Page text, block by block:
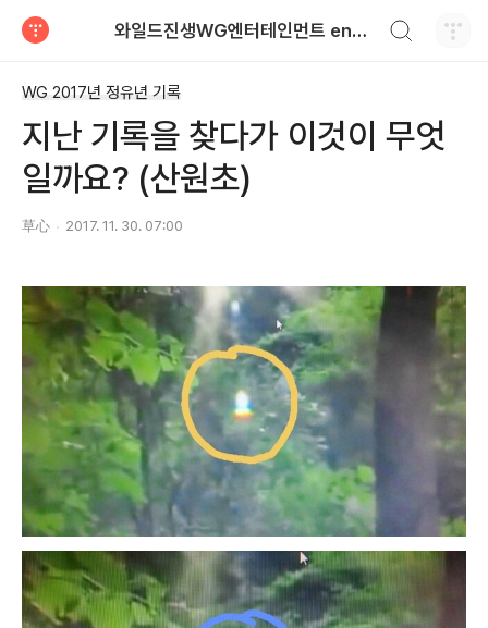
와일드진생WG엔터테인먼트 entertainment
WG 2017년 정유년 기록
지난 기록을 찾다가 이것이 무엇
일까요? (산원초)
草心 2017. 11. 30. 07:00